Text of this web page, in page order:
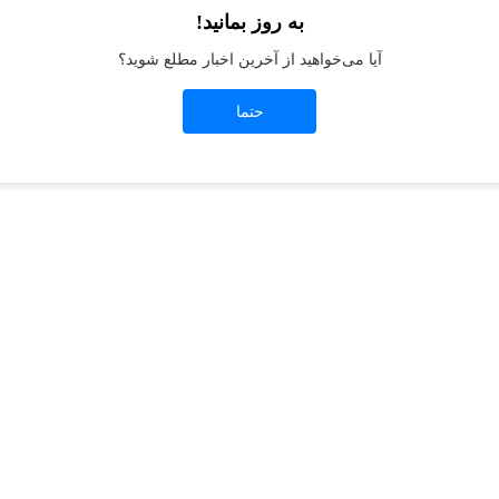
-side exception has occurred while loading jeanswest.ir(see the
به روز بمانید!
آیا می‌خواهید از آخرین اخبار مطلع شوید؟
حتما